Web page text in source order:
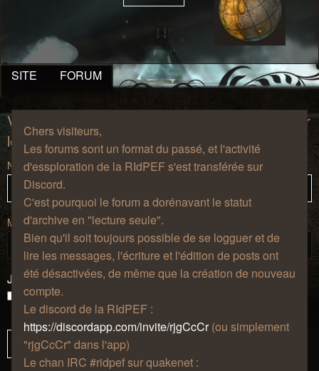
SITE FORUM
Chers visiteurs,
Les forums sont un format du passé, et l'activité
d'essploration de la RIdPEF s'est transférée sur
Discord.
C'est pourquoi le forum a dorénavant le statut
d'archive en "lecture seule".
Bien qu'il soit toujours possible de se logguer et de
lire les messages, l'écriture et l'édition de posts ont
été désactivées, de même que la création de nouveau
compte.
Le discord de la RIdPEF :
https://discordapp.com/invite/rjgCcCr(ou simplement
"rjgCcCr" dans l'app)
Le chan IRC #ridpef sur quakenet :
Vous devez vous connecter afin de pouvoir citer
les messages de ce forum.
Nom d’utilisateur :
Mot de passe :
J’ai oublié mon mot de passe
Se souvenir de moi
Masquer ma présence lors de cette session